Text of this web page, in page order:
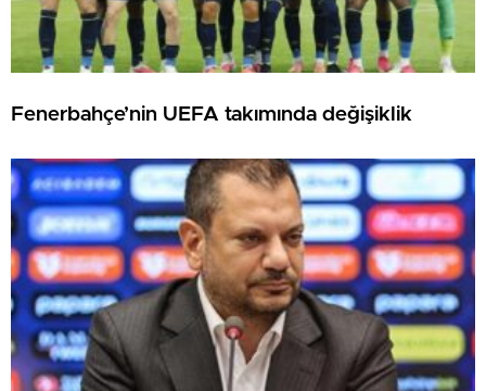
Fenerbahçe’nin UEFA takımında değişiklik